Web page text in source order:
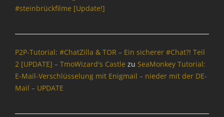
&
o
i
t
i
k
#steinbrückfilme [Update!]
P2P-Tutorial: #ChatZilla & TOR – Ein sicherer #Chat?! Teil
2 [UPDATE] – TmoWizard's Castle zu SeaMonkey Tutorial:
E-Mail-Verschlüsselung mit Enigmail – nieder mit der DE-
Mail – UPDATE